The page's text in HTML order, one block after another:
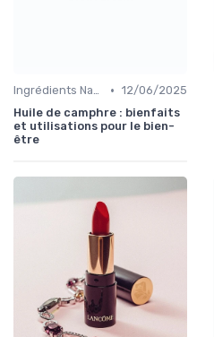
Ingrédients Naturels et Leurs Propriétés • 12/06/2025
Huile de camphre : bienfaits
et utilisations pour le bien-
être